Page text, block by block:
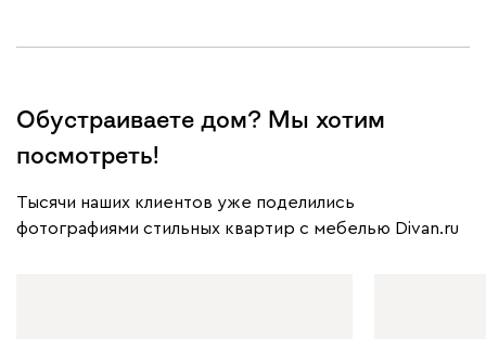
Обустраиваете дом? Мы хотим
посмотреть!
Тысячи наших клиентов уже поделились
фотографиями стильных квартир с мебелью Divan.ru